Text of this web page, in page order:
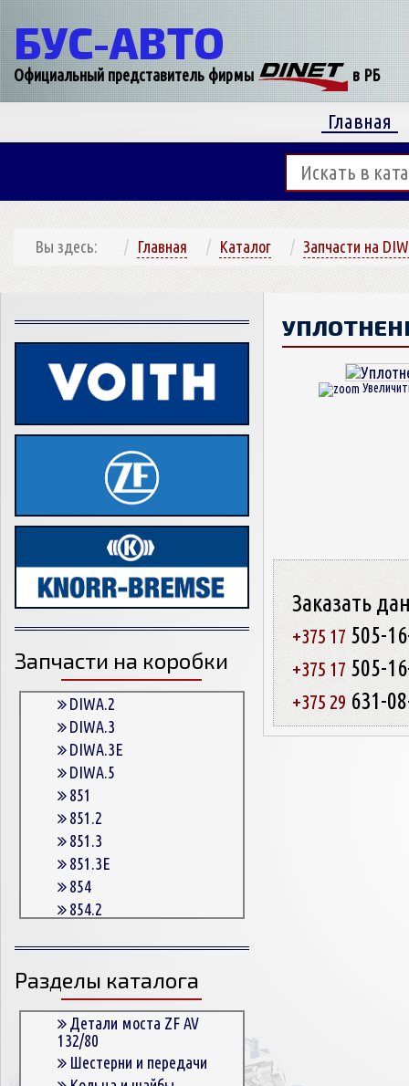
БУС-АВТО
Официальный представитель фирмы в РБ
Главная
Вы здесь: Главная Каталог Запчасти на
Запчасти на коробки
DIWA.2
DIWA.3
DIWA.3E
DIWA.5
851
851.2
851.3
851.3E
854
854.2
854.3
854.3E
854.5
863
863.3
863.3E
Разделы каталога
Детали моста ZF AV
132/80
Шестерни и передачи
Заказать
+375 17 505-
+375 17 505-
+375 29 631-